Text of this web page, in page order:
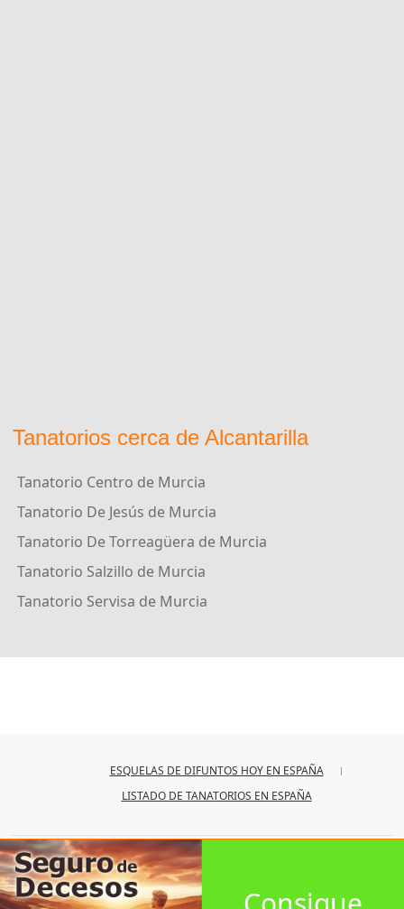
Tanatorios cerca de Alcantarilla
Tanatorio Centro de Murcia
Tanatorio De Jesús de Murcia
Tanatorio De Torreagüera de Murcia
Tanatorio Salzillo de Murcia
Tanatorio Servisa de Murcia
ESQUELAS DE DIFUNTOS HOY EN ESPAÑA
LISTADO DE TANATORIOS EN ESPAÑA
© 2026iesquelas